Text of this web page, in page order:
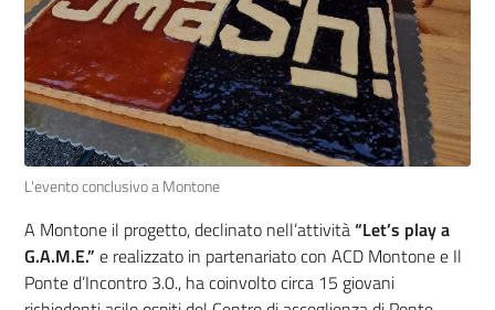
L'evento conclusivo a Montone
A Montone il progetto, declinato nell’attività“Let’s play a
G.A.M.E.” e realizzato in partenariato con ACD Montone e Il
Ponte d’Incontro 3.0., ha coinvolto circa 15 giovani